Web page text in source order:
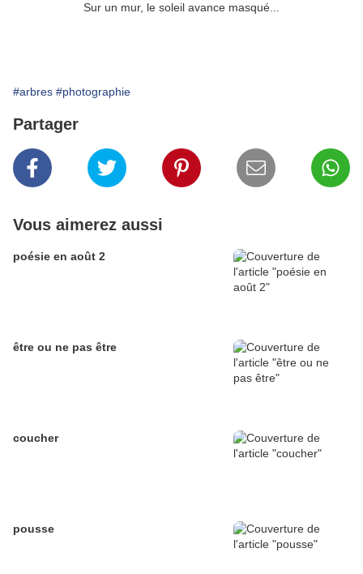
Sur un mur, le soleil avance masqué...
#arbres #photographie
Partager
Vous aimerez aussi
poésie en août 2
être ou ne pas être
coucher
pousse